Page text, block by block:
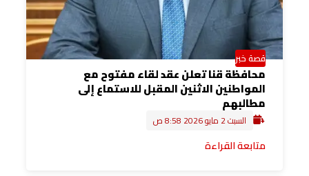
قصة خبر
محافظة قنا تعلن عقد لقاء مفتوح مع
المواطنين الاثنين المقبل للاستماع إلى
مطالبهم
السبت 2 مايو 2026 8:58 ص
متابعة القراءة